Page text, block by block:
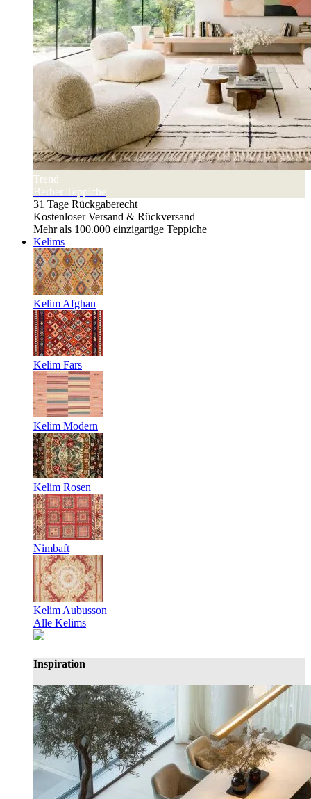
Trend
Berber Teppiche
31 Tage Rückgaberecht
Kostenloser Versand & Rückversand
Mehr als 100.000 einzigartige Teppiche
Kelims
Kelim Afghan
Kelim Fars
Kelim Modern
Kelim Rosen
Nimbaft
Kelim Aubusson
Alle Kelims
Inspiration